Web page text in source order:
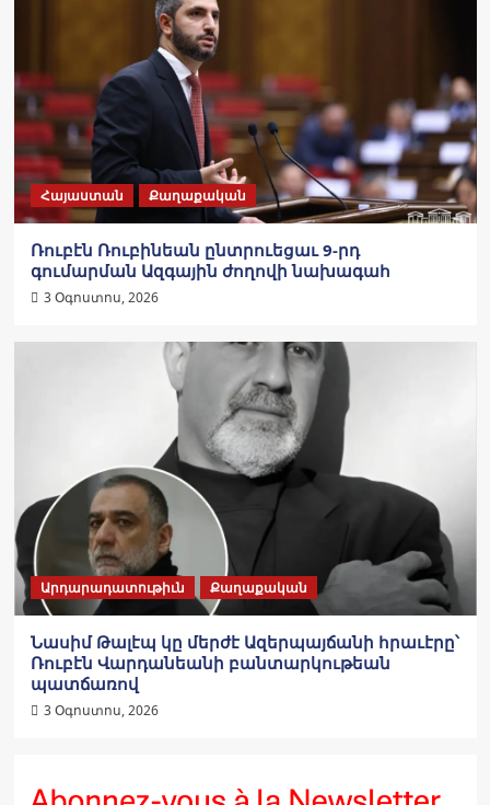
Հայաստան Քաղաքական
Ռուբէն Ռուբինեան ընտրուեցաւ 9-րդ
գումարման Ազգային ժողովի նախագահ
3 Օգոստոս, 2026
Արդարադատութիւն Քաղաքական
Նասիմ Թալէպ կը մերժէ Ազերպայճանի հրաւէրը՝
Ռուբէն Վարդանեանի բանտարկութեան
պատճառով
3 Օգոստոս, 2026